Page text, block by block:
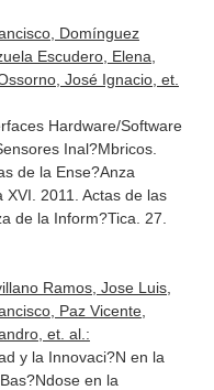
Domínguez
Escudero, Elena,
José Ignacio, et.
Hardware/Software
Inal?Mbricos.
de la Ense?Anza
2011. Actas de las
de la Inform?Tica. 27.
Ramos, Jose Luis,
Paz Vicente,
et. al.:
y la Innovaci?N en la
en la